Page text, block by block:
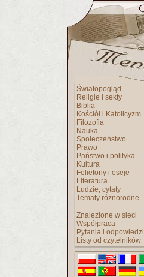
Światopogląd
Religie i sekty
Biblia
Kościół i Katolicyzm
Filozofia
Nauka
Społeczeństwo
Prawo
Państwo i polityka
Kultura
Felietony i eseje
Literatura
Ludzie, cytaty
Tematy różnorodne
Znalezione w sieci
Współpraca
Pytania i odpowiedzi
Listy od czytelników